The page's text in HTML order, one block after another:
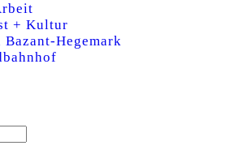
+ Kultur
Hegemark